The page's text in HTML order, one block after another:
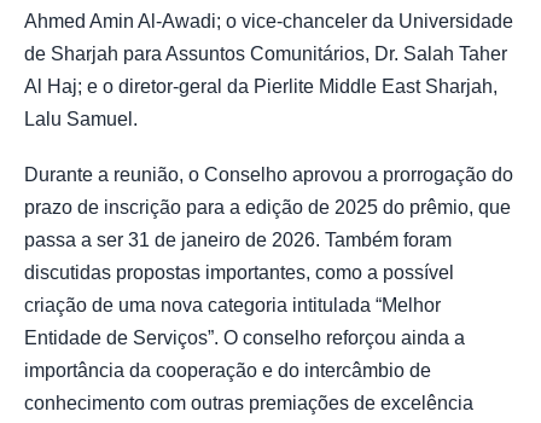
Ahmed Amin Al-Awadi; o vice-chanceler da Universidade
de Sharjah para Assuntos Comunitários, Dr. Salah Taher
Al Haj; e o diretor-geral da Pierlite Middle East Sharjah,
Lalu Samuel.
Durante a reunião, o Conselho aprovou a prorrogação do
prazo de inscrição para a edição de 2025 do prêmio, que
passa a ser 31 de janeiro de 2026. Também foram
discutidas propostas importantes, como a possível
criação de uma nova categoria intitulada “Melhor
Entidade de Serviços”. O conselho reforçou ainda a
importância da cooperação e do intercâmbio de
conhecimento com outras premiações de excelência